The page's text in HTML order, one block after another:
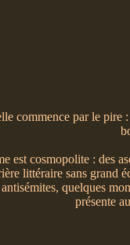
commence par le pire
est cosmopolite : des
littéraire sans grand
quelques
présente